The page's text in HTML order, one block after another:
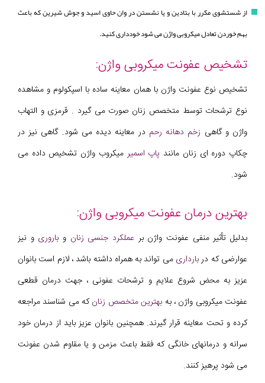
از شستشوی مکرر با بتادین و یا نشستن در وان حاوی اسید و جوش شیرین که باعث
بهم خوردن تعادل میکروبی واژن می شود خودداری کنید.
تشخیص عفونت میکروبی واژن:
تشخیص نوع عفونت واژن با همان معاینه ساده با اسپکولوم و مشاهده
نوع ترشحات توسط متخصص زنان صورت می گیرد . قرمزی و التهاب
واژن و گاهی زخم دهانه رحم در معاینه دیده می شود. گاهی نیز در
چکاپ دوره ای زنان مانند پاپ اسمیر میکروب واژن تشخیص داده می
شود.
بهترین درمان عفونت میکروبی واژن:
بدلیل تأثیر منفی عفونت واژن بر عملکرد جنسی زنان و باروری و نیز
عوارضی که دربارداریمی تواند به همراه داشته باشد ، لازم است بانوان
عزیز به محض شروع علایم و ترشحات عفونی ، جهت درمان قطعی
عفونت میکروبی واژن ، به بهترین متخصص زنانکه می شناسند مراجعه
کرده و تحت معاینه قرار گیرند. همچنین بانوان عزیز باید از درمان خود
سرانه و درمانهای خانگی که فقط باعث مزمن و یا مقاوم شدن عفونت
می شود پرهیز کنند.